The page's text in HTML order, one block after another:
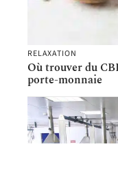
RELAXATION
Où trouver du
porte-monnaie